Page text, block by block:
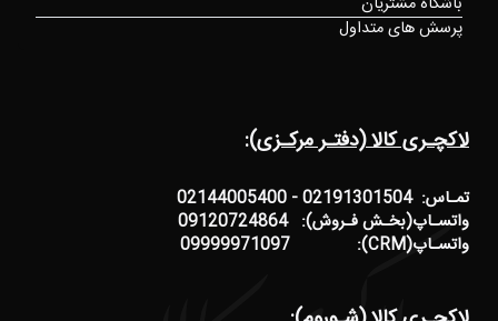
لاکچـری کالا (دفتـر مرکـزی):
تمـاس: 02191301504 - 02144005400
واتسـاپ(بخـش فـروش): 09120724864
واتسـاپ(CRM): 09999971097
پرسش های متداول